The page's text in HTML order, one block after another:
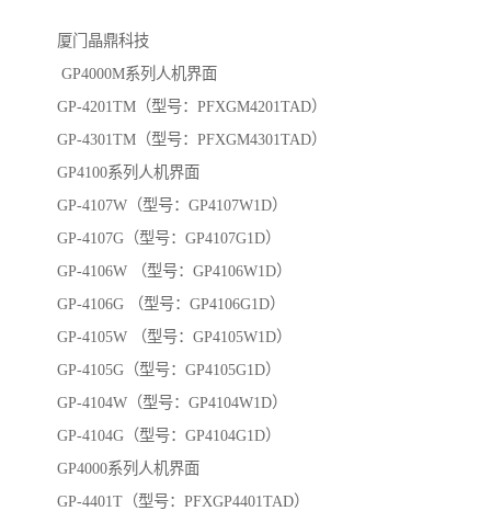
厦门晶鼎科技
GP4000M系列人机界面
GP-4201TM（型号：PFXGM4201TAD）
GP-4301TM（型号：PFXGM4301TAD）
GP4100系列人机界面
GP-4107W（型号：GP4107W1D）
GP-4107G（型号：GP4107G1D）
GP-4106W （型号：GP4106W1D）
GP-4106G （型号：GP4106G1D）
GP-4105W （型号：GP4105W1D）
GP-4105G（型号：GP4105G1D）
GP-4104W（型号：GP4104W1D）
GP-4104G（型号：GP4104G1D）
GP4000系列人机界面
GP-4401T（型号：PFXGP4401TAD）